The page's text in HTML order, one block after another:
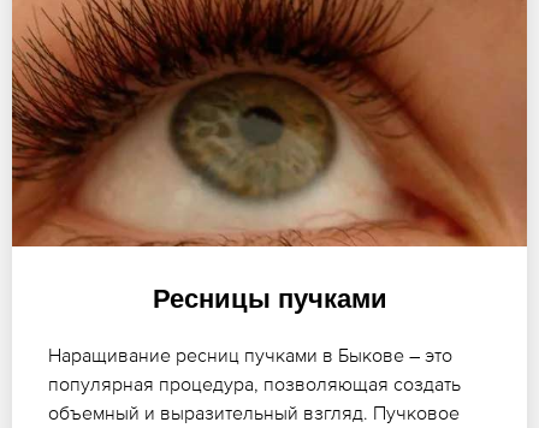
Ресницы пучками
Наращивание ресниц пучками в Быкове – это
популярная процедура, позволяющая создать
объемный и выразительный взгляд. Пучковое